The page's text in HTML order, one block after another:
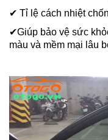
✔ Tỉ lệ cách nhiệt
✔Giúp bảo vệ sức
màu và mềm mại lâu